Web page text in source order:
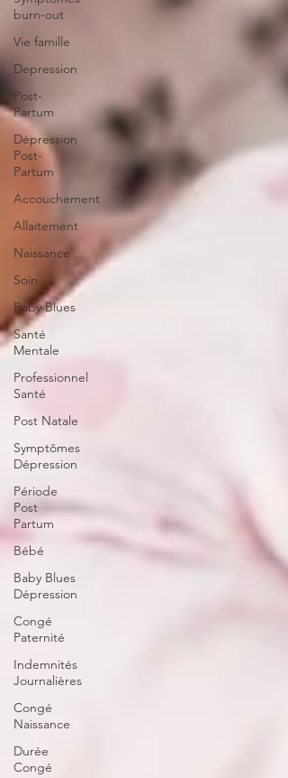
burn-out
Vie famille
Depression
Post-
Partum
Dépression
Post-
Partum
Accouchement
Allaitement
Naissance
Soin
Baby Blues
Santé
Mentale
Professionnel
Santé
Post Natale
Symptômes
Dépression
Période
Post
Partum
Bébé
Baby Blues
Dépression
Congé
Paternité
Indemnités
Journalières
Congé
Naissance
Durée
Congé